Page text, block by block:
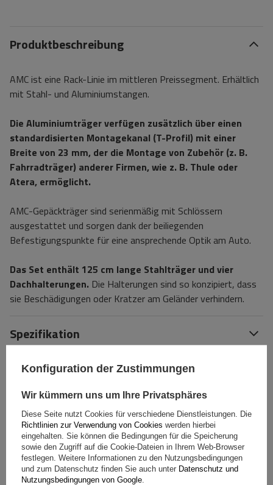
Produktbeschreibung
AMC ist eine Rack-Linie im mittleren Preissegment. Erhältlich
mit Stahl- und Aluminiumstangen.
Die Aluminiumträger verfügen zusätzlich über einen
standardisierten Montagekanal (T-Profil) mit einer
Breite von 23 mm, der die Montage von Zubehör (z. B.
Fahrradträger) anderer Firmen, wie z. B. Thule oder
Atera, ermöglicht.
AMC-Gepäckträger sind serienmäßig mit Schlössern
ausgestattet und sorgen dank der beiliegenden
Befestigungspunkte für eine ansprechende Optik am Auto.
Das Set enthält 125 cm lange Stahlträger und vier
Dachhalterungen. Die Halterungen sind so konzipiert, dass
sie Beschädigungen oder Kratzer am Geländer verhindern.
Spezifikation
Das Produkt passt zu Autos
Stelle eine Frage
Bewertungen(0)
Konfiguration der Zustimmungen
Wir kümmern uns um Ihre Privatsphäres
Diese Seite nutzt Cookies für verschiedene Dienstleistungen. Die
Richtlinien zur Verwendung von Cookies werden hierbei
eingehalten. Sie können die Bedingungen für die Speicherung
sowie den Zugriff auf die Cookie-Dateien in Ihrem Web-Browser
festlegen. Weitere Informationen zu den Nutzungsbedingungen
und zum Datenschutz finden Sie auch unter Datenschutz und
Nutzungsbedingungen von Google.